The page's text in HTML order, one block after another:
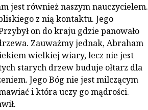
jest również naszym nauczycielem.
z nią kontaktu. Jego
on do kraju gdzie panowało
Zauważmy jednak, Abraham
wielkiej wiary, lecz nie jest
starych drzew buduje ołtarz dla
Jego Bóg nie jest milczącym
i która uczy go mądrości.